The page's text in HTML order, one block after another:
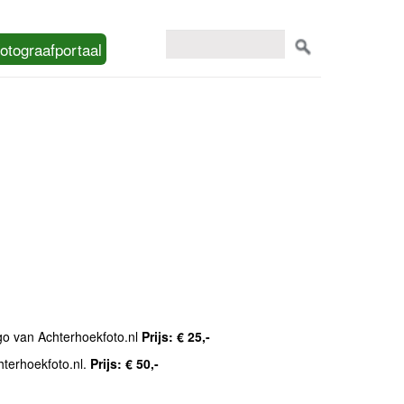
van Achterhoekfoto.nl Prijs: € 25,-
Prijs: € 50,-